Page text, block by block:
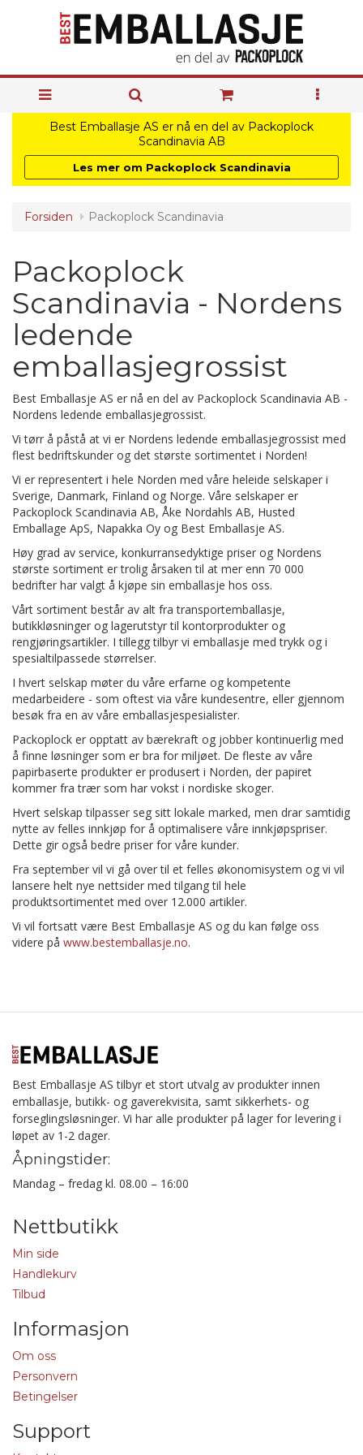
Best Emballasje AS er nå en del av Packoplock
Scandinavia AB
Les mer om Packoplock Scandinavia
Forsiden Packoplock Scandinavia
Packoplock
Scandinavia - Nordens
ledende
emballasjegrossist
Best Emballasje AS er nå en del av Packoplock Scandinavia AB -
Nordens ledende emballasjegrossist.
Vi tørr å påstå at vi er Nordens ledende emballasjegrossist med
flest bedriftskunder og det største sortimentet i Norden!
Vi er representert i hele Norden med våre heleide selskaper i
Sverige, Danmark, Finland og Norge. Våre selskaper er
Packoplock Scandinavia AB, Åke Nordahls AB, Husted
Emballage ApS, Napakka Oy og Best Emballasje AS.
Høy grad av service, konkurransedyktige priser og Nordens
største sortiment er trolig årsaken til at mer enn 70 000
bedrifter har valgt å kjøpe sin emballasje hos oss.
Vårt sortiment består av alt fra transportemballasje,
butikkløsninger og lagerutstyr til kontorprodukter og
rengjøringsartikler. I tillegg tilbyr vi emballasje med trykk og i
spesialtilpassede størrelser.
I hvert selskap møter du våre erfarne og kompetente
medarbeidere - som oftest via våre kundesentre, eller gjennom
besøk fra en av våre emballasjespesialister.
Packoplock er opptatt av bærekraft og jobber kontinuerlig med
å finne løsninger som er bra for miljøet. De fleste av våre
papirbaserte produkter er produsert i Norden, der papiret
kommer fra trær som har vokst i nordiske skoger.
Hvert selskap tilpasser seg sitt lokale marked, men drar samtidig
nytte av felles innkjøp for å optimalisere våre innkjøpspriser.
Dette gir også bedre priser for våre kunder.
Fra september vil vi gå over til et felles økonomisystem og vi vil
lansere helt nye nettsider med tilgang til hele
produktsortimentet med over 12.000 artikler.
Vi vil fortsatt være Best Emballasje AS og du kan følge oss
videre på www.bestemballasje.no.
Best Emballasje AS tilbyr et stort utvalg av produkter innen
emballasje, butikk- og gaverekvisita, samt sikkerhets- og
forseglingsløsninger. Vi har alle produkter på lager for levering i
løpet av 1-2 dager.
Åpningstider:
Mandag – fredag kl. 08.00 – 16:00
Nettbutikk
Min side
Handlekurv
Tilbud
Informasjon
Om oss
Personvern
Betingelser
Support